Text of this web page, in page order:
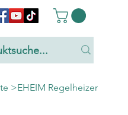
>EHEIM Regelheizer